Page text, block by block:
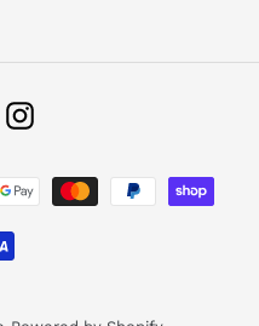
Instagram